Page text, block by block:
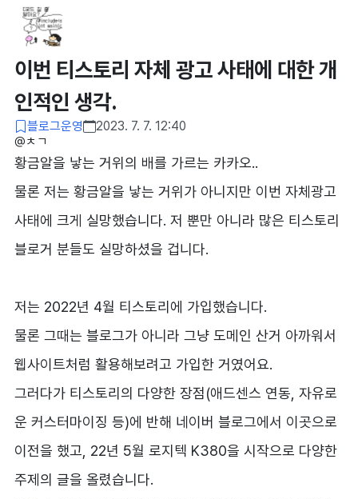
이번 티스토리 자체 광고 사태에 대한 개
인적인 생각.
블로그운영
2023. 7. 7. 12:40
@ㅊㄱ​
황금알을 낳는 거위의 배를 가르는 카카오..
물론 저는 황금알을 낳는 거위가 아니지만 이번 자체광고
사태에 크게 실망했습니다. 저 뿐만 아니라 많은 티스토리
블로거 분들도 실망하셨을 겁니다.
저는 2022년 4월 티스토리에 가입했습니다.
물론 그때는 블로그가 아니라 그냥 도메인 산거 아까워서
웹사이트처럼 활용해보려고 가입한 거였어요.
그러다가 티스토리의 다양한 장점(애드센스 연동, 자유로
운 커스터마이징 등)에 반해 네이버 블로그에서 이곳으로
이전을 했고, 22년 5월 로지텍 K380을 시작으로 다양한
주제의 글을 올렸습니다.